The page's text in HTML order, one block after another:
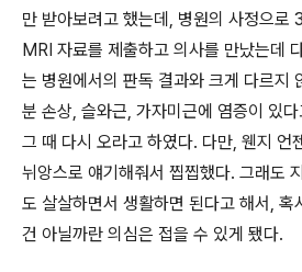
만 받아보려고 했는데, 병원의 사정으로
MRI 자료를 제출하고 의사를 만났는데
는 병원에서의 판독 결과와 크게 다르지
분 손상, 슬와근, 가자미근에 염증이 있
그 때 다시 오라고 하였다. 다만, 웬지 언
뉘앙스로 얘기해줘서 찝찝했다. 그래도
도 살살하면서 생활하면 된다고 해서, 혹
건 아닐까란 의심은 접을 수 있게 됐다.